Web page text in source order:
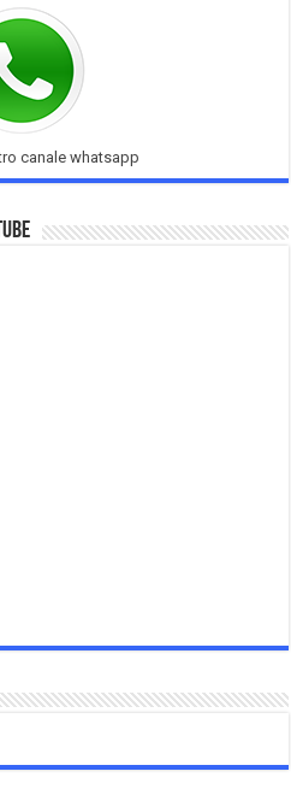
canale whatsapp